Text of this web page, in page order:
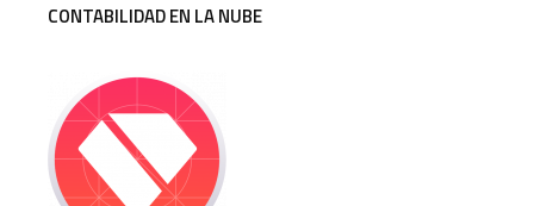
CONTABILIDAD EN LA NUBE